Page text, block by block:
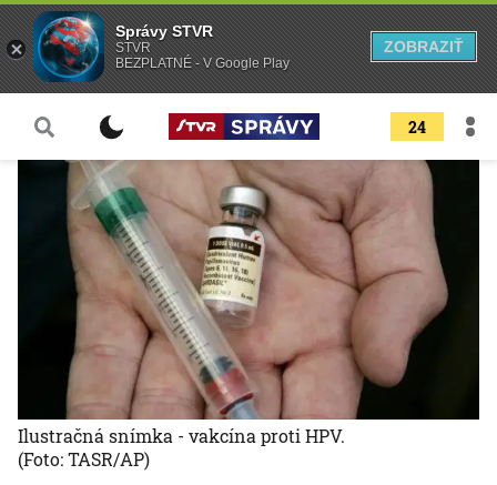
24
Ilustračná snímka - vakcína proti HPV.
(Foto: TASR/AP)
Správy STVR
STVR
BEZPLATNÉ - V Google Play
ZOBRAZIŤ